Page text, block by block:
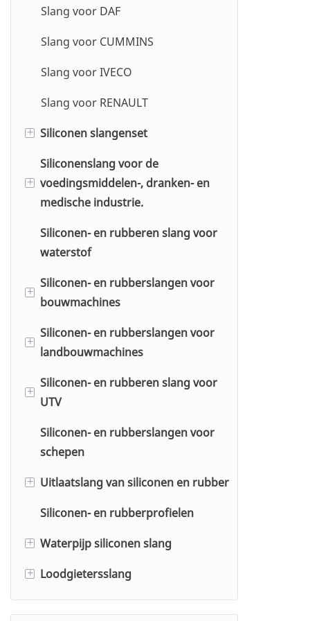
Hydraulische koppeling
Hydraulische snelkoppeling
Siliconen slang met 90 graden
bocht
135 graden elleboog
siliconenslang
Rechte verloopstuk
siliconenslang
siliconenslang
siliconenslang
Siliconen dop
ACM
Butyl
HNBR
Slang voor DAF
Slang voor CUMMINS
Slang voor IVECO
Slang voor RENAULT
+
Siliconen slangenset
Slangensets voor AUDI
Slangensets voor BMW
Slangensets voor FORD
Slangensets voor HONDA
Slangensets voor Mitsubishi
+
Siliconenslang voor de
voedingsmiddelen-, dranken- en
medische industrie.
Voor de voedingsmiddelen- en
drankenindustrie
Voor de medische industrie
Siliconen- en rubberen slang voor
waterstof
+
Siliconen- en rubberslangen voor
bouwmachines
Hitachi
+
Siliconen- en rubberslangen voor
landbouwmachines
John Deere
+
Siliconen- en rubberen slang voor
UTV
Polaris
Can-Am
Siliconen- en rubberslangen voor
schepen
+
Uitlaatslang van siliconen en rubber
siliconen
EPDM
CR
Siliconen- en rubberprofielen
+
Waterpijp siliconen slang
Matte Soft Touch waterpijp
+
Loodgietersslang
Loodgietersslang